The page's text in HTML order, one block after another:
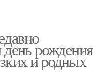
день рождения
и родных